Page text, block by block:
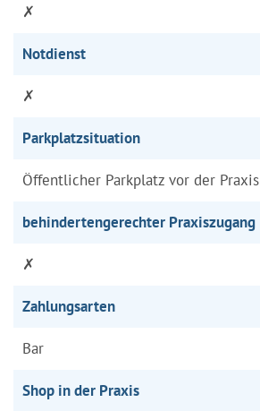
✗
Notdienst
✗
Parkplatzsituation
Öffentlicher Parkplatz vor der Praxis
behindertengerechter Praxiszugang
✗
Zahlungsarten
Bar
Shop in der Praxis